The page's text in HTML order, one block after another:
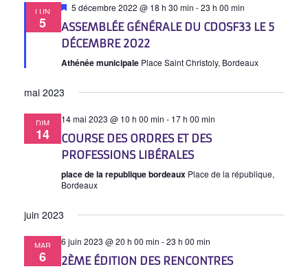
LUN
5
Mis
avant
5 décembre 2022 @ 18 h 30 min -23 h 00 min
ASSEMBLÉE GÉNÉRALE DU CDOSF33 LE 5
DÉCEMBRE 2022
Athénée municipale Place Saint Christoly, Bordeaux
mai 2023
DIM
14
14 mai 2023 @ 10 h 00 min - 17 h 00 min
COURSE DES ORDRES ET DES
PROFESSIONS LIBÉRALES
place de la republique bordeaux Place de la république,
Bordeaux
juin 2023
MAR
6
6 juin 2023 @ 20 h 00 min -23 h 00 min
2ÈME ÉDITION DES RENCONTRES